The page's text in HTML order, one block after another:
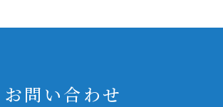
お問い合わせ